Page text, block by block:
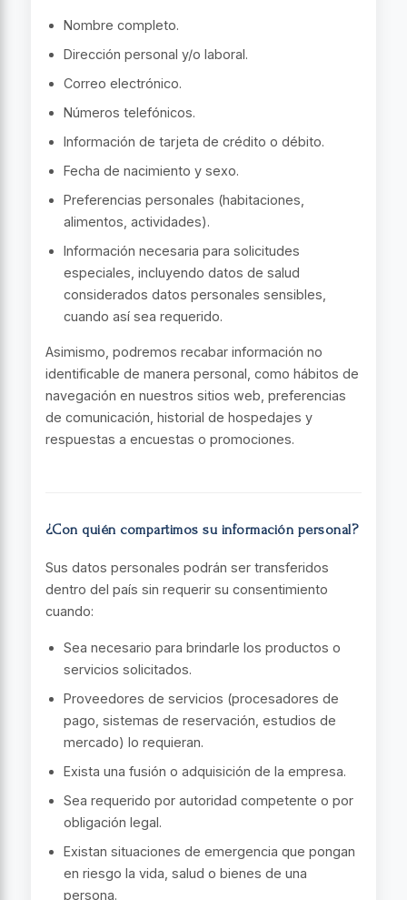
Nombre completo.
Dirección personal y/o laboral.
Correo electrónico.
Números telefónicos.
Información de tarjeta de crédito o débito.
Fecha de nacimiento y sexo.
Preferencias personales (habitaciones,
alimentos, actividades).
Información necesaria para solicitudes
especiales, incluyendo datos de salud
considerados datos personales sensibles,
cuando así sea requerido.
Asimismo, podremos recabar información no
identificable de manera personal, como hábitos de
navegación en nuestros sitios web, preferencias
de comunicación, historial de hospedajes y
respuestas a encuestas o promociones.
¿Con quién compartimos su información personal?
Sus datos personales podrán ser transferidos
dentro del país sin requerir su consentimiento
cuando:
Sea necesario para brindarle los productos o
servicios solicitados.
Proveedores de servicios (procesadores de
pago, sistemas de reservación, estudios de
mercado) lo requieran.
Exista una fusión o adquisición de la empresa.
Sea requerido por autoridad competente o por
obligación legal.
Existan situaciones de emergencia que pongan
en riesgo la vida, salud o bienes de una
persona.